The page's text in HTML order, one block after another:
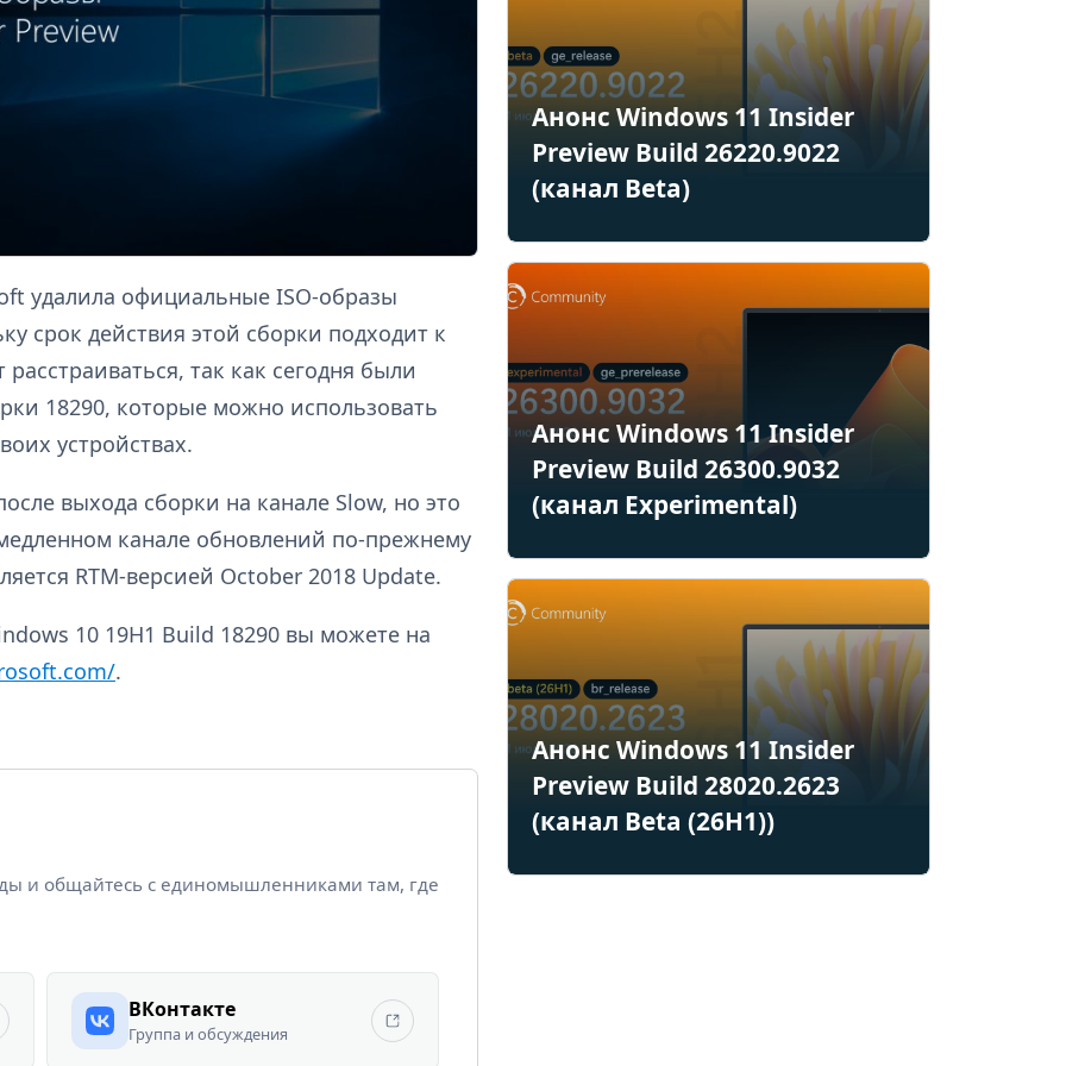
удалила официальные ISO-образы
срок действия этой сборки подходит к
так как сегодня были
18290, которые можно использовать
устройствах.
выхода сборки на канале Slow, но это
канале обновлений по-прежнему
RTM-версией October 2018 Update.
10 19H1 Build 18290 вы можете на
.
и общайтесь с единомышленниками там, где
ВКонтакте
Группа и обсуждения
Анонс Windows 11 Insider
Preview Build 26220.9022
(канал Beta)
Анонс Windows 11 Insider
Preview Build 26300.9032
(канал Experimental)
Анонс Windows 11 Insider
Preview Build 28020.2623
(канал Beta (26H1))